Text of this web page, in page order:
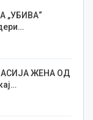
„УБИВА“
ЖЕНА ОД